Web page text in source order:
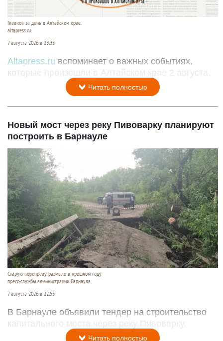
Главное за день в Алтайском крае.
altapress.ru.
7 августа 2026 в 23:35
Altapress.ru вспоминает о важных событиях,
которые произошли в Алтайском крае 2 августа.
Читать полностью
Новый мост через реку Пивоварку планируют
построить в Барнауле
Старую переправу размыло в прошлом году
пресс-службы администрации Барнаула
7 августа 2026 в 22:55
В Барнауле объявили тендер на строительство
капитального моста через реку Пивоварку.
Читать полностью